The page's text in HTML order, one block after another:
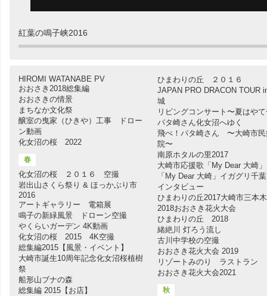
紅葉の鳴子峡2016
HIROMI WATANABE PV
おおさき2018総集編
おおさきの情景
まちなか文化祭
醸室の曳家（ひきや）工事 ドロー
ン動画
化女沼の桜 2022
春
化女沼の桜 ２０１６ 空撮
岩出山さくら祭り & ほっかぶり市
2016
アートギャラリー 電箱展
鳴子の新緑風景 ドローン空撮
やくらいガーデン 4K動画
化女沼の桜 2015 4K空撮
総集編2015【風景・イベント】
大崎市誕生10周年記念化女沼桜植樹
祭
船形山ブナの森
総集編 2015【お店】
ひまわりの丘 ２０１６
JAPAN PRO DRACON TOUR
城
リビングコンサート〜夏はや
パタ崎さん化女沼へゆく
飛べ！パタ崎さん 〜大崎市民
院〜
南原ホタルの里2017
大崎市応援歌「My Dear 大崎」
「My Dear 大崎」イガグリ千
インタビュー
ひまわりの丘2017大崎市三本木
2018おおさき花火大会
ひまわりの丘 2018
緒絶川 灯ろう流し
古川中学校の空撮
おおさき花火大会 2019
リゾートみのり ラストラン
おおさき花火大会2021
秋